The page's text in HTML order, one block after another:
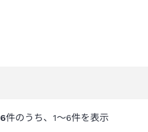
6件のうち、 1～6件を表示